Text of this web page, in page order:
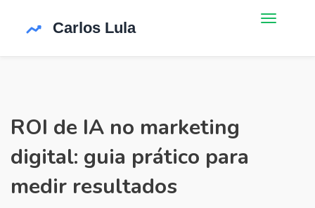
ROI de IA no marketing
digital: guia prático para
medir resultados